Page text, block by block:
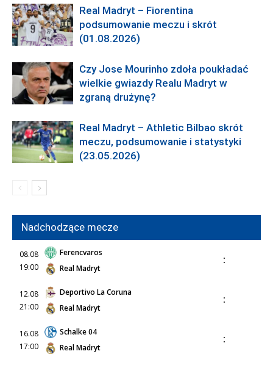
Real Madryt – Fiorentina
podsumowanie meczu i skrót
(01.08.2026)
Czy Jose Mourinho zdoła poukładać
wielkie gwiazdy Realu Madryt w
zgraną drużynę?
Real Madryt – Athletic Bilbao skrót
meczu, podsumowanie i statystyki
(23.05.2026)
Nadchodzące mecze
08.08
19:00
Ferencvaros
Real Madryt
:
12.08
21:00
Deportivo La Coruna
Real Madryt
:
16.08
17:00
Schalke 04
Real Madryt
: